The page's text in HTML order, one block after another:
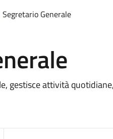
Segretario Generale
gestisce attività